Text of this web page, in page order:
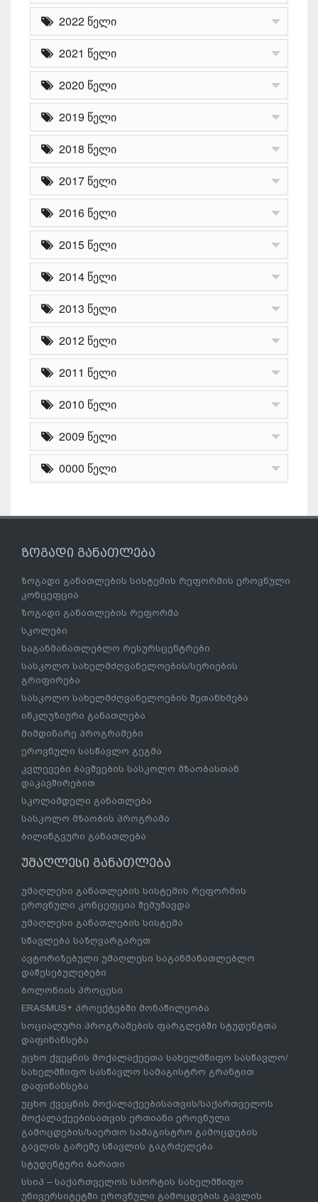
2022 წელი
2021 წელი
2020 წელი
2019 წელი
2018 წელი
2017 წელი
2016 წელი
2015 წელი
2014 წელი
2013 წელი
2012 წელი
2011 წელი
2010 წელი
2009 წელი
0000 წელი
ზოგადი განათლება
ზოგადი განათლების სისტემის რეფორმის ეროვნული
კონცეფცია
ზოგადი განათლების რეფორმა
სკოლები
საგანმანათლებლო რესურსცენტრები
სასკოლო სახელმძღვანელოების/სერიების
გრიფირება
სასკოლო სახელმძღვანელოების შეთანხმება
ინკლუზიური განათლება
მიმდინარე პროგრამები
ეროვნული სასწავლო გეგმა
კვლევები ბავშვების სასკოლო მზაობასთან
დაკავშირებით
სკოლამდელი განათლება
სასკოლო მზაობის პროგრამა
ბილინგვური განათლება
უმაღლესი განათლება
უმაღლესი განათლების სისტემის რეფორმის
ეროვნული კონცეფცია შემუშავდა
უმაღლესი განათლების სისტემა
სწავლება საზღვარგარეთ
ავტორიზებული უმაღლესი საგანმანათლებლო
დაწესებულებები
ბოლონიის პროცესი
ERASMUS+ პროექტებში მონაწილეობა
სოციალური პროგრამების ფარგლებში სტუდენტთა
დაფინანსება
უცხო ქვეყნის მოქალაქეეთა სახელმწიფო სასწავლო/
სახელმწიფო სასწავლო სამაგისტრო გრანტით
დაფინანსება
უცხო ქვეყნის მოქალაქეებისათვის/საქართველოს
მოქალაქეებისათვის ერთიანი ეროვნული
გამოცდების/საერთო სამაგისტრო გამოცდების
გავლის გარეშე სწავლის გაგრძელება
სტუდენტური ბარათი
სსიპ – საქართველოს სპორტის სახელმწიფო
უნივერსიტეტში ეროვნული გამოცდების გავლის